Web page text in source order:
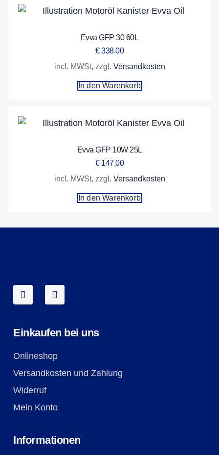
Evva GFP 30 60L
€338,00
incl. MWSt, zzgl. Versandkosten
In den Warenkorb
Evva GFP 10W 25L
€147,00
incl. MWSt, zzgl. Versandkosten
In den Warenkorb
Einkaufen bei uns
Onlineshop
Versandkosten und Zahlung
Widerruf
Mein Konto
Informationen